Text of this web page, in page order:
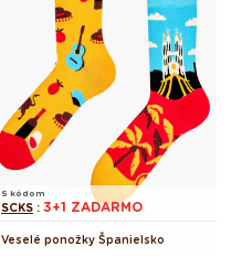
S kódom
SCKS : 3+1 ZADARMO
Veselé ponožky Španielsko